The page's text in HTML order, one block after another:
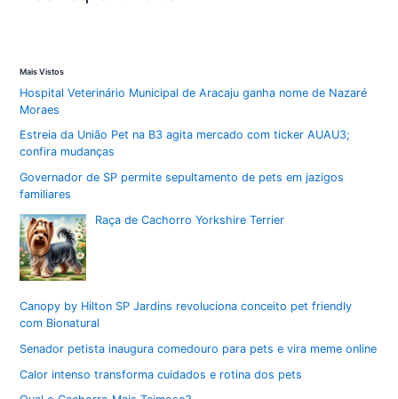
Mais Vistos
Hospital Veterinário Municipal de Aracaju ganha nome de Nazaré
Moraes
Estreia da União Pet na B3 agita mercado com ticker AUAU3;
confira mudanças
Governador de SP permite sepultamento de pets em jazigos
familiares
Raça de Cachorro Yorkshire Terrier
Canopy by Hilton SP Jardins revoluciona conceito pet friendly
com Bionatural
Senador petista inaugura comedouro para pets e vira meme online
Calor intenso transforma cuidados e rotina dos pets